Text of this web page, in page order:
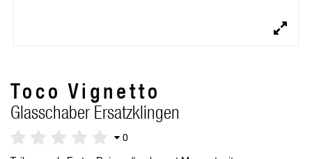
Toco Vignetto
Glasschaber Ersatzklingen
0